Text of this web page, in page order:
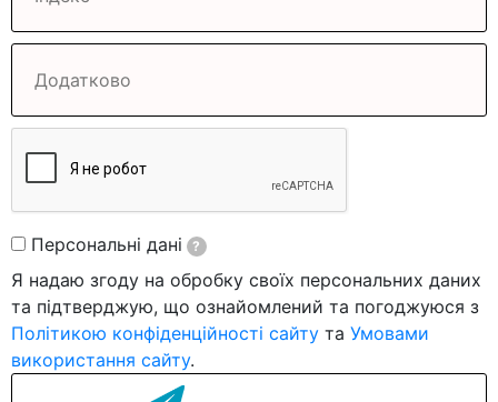
Персональні дані ?
Я надаю згоду на обробку своїх персональних даних
та підтверджую, що ознайомлений та погоджуюся з
Політикою конфіденційності сайту та Умовами
використання сайту.